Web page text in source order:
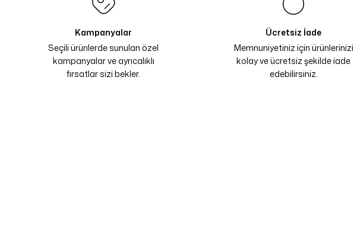
Kampanyalar
Seçili ürünlerde sunulan özel
kampanyalar ve ayrıcalıklı
fırsatlar sizi bekler.
Ücretsiz İade
Memnuniyetiniz için ürünlerinizi
kolay ve ücretsiz şekilde iade
edebilirsiniz.